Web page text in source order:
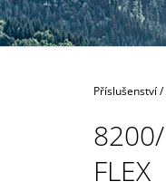
Domů
Příslušenství/
FLEX
189 Kč